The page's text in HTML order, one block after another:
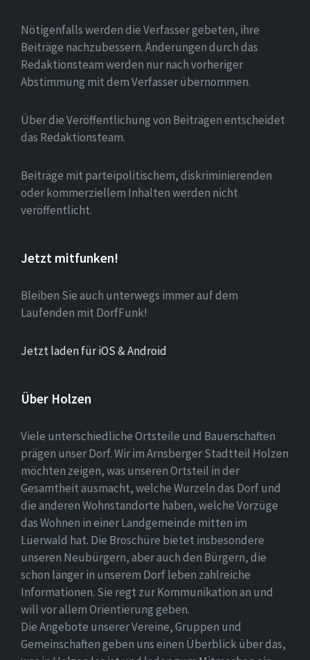
Nötigenfalls werden die Verfasser gebeten, ihre
Beiträge nachzubessern. Änderungen durch das
Redaktionsteam werden nur nach vorheriger
Abstimmung mit dem Verfasser übernommen.
Über die Veröffentlichung von Beiträgen entscheidet
das Redaktionsteam.
Beiträge mit parteipolitischem, diskriminierenden
oder kommerziellem Inhalten werden nicht
veröffentlicht.
Jetzt mitfunken!
Bleiben Sie auch unterwegs immer auf dem
Laufenden mit DorfFunk!
Jetzt laden für iOS & Android
Über Holzen
Viele unterschiedliche Ortsteile und Bauerschaften
prägen unser Dorf. Wir im Arnsberger Stadtteil Holzen
möchten zeigen, was unseren Ortsteil in der
Gesamtheit ausmacht, welche Wurzeln das Dorf und
die anderen Wohnstandorte haben, welche Vorzüge
das Wohnen in einer Landgemeinde mitten im
Lüerwald hat. Die Broschüre bietet insbesondere
unseren Neubürgern, aber auch den Bürgern, die
schon länger in unserem Dorf leben zahlreiche
Informationen. Sie regt zur Kommunikation an und
will vor allem Orientierung geben.
Die Angebote unserer Vereine, Gruppen und
Gemeinschaften geben uns einen Überblick über das,